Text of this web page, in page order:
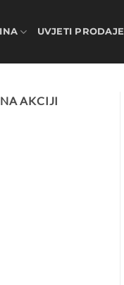
UVJETI PRODAJE
AKCIJI